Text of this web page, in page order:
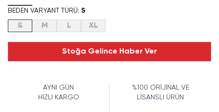
BEDEN VARYANT TÜRÜ: S
S M L XL
Stoğa Gelince Haber Ver
AYNI GÜN
HIZLI KARGO
%100 ORİJİNAL VE
LİSANSLI ÜRÜN